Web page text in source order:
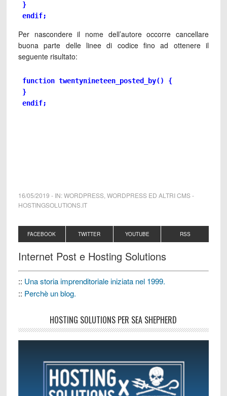
endif;
Per nascondere il nome dell’autore occorre cancellare
buona parte delle linee di codice fino ad ottenere il
seguente risultato:
endif;
16/05/2019 - IN:WORDPRESS, WORDPRESS ED ALTRI CMS-
HOSTINGSOLUTIONS.IT
FACEBOOK TWITTER YOUTUBE RSS
Internet Post e Hosting Solutions
:: Una storia imprenditoriale iniziata nel 1999.
:: Perchè un blog.
HOSTING SOLUTIONS PER SEA SHEPHERD